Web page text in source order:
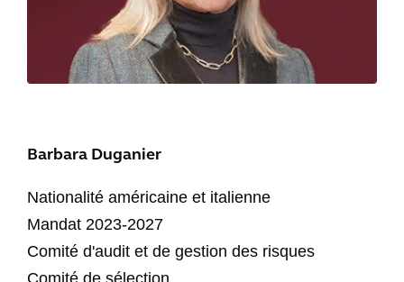
Barbara Duganier
Nationalité américaine et italienne
Mandat 2023-2027
Comité d'audit et de gestion des risques